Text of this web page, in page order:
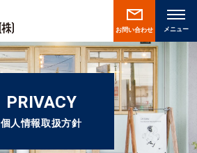
お問い合わせ
PRIVACY
個人情報取扱方針